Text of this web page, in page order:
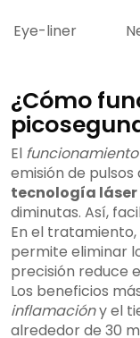
Eye-liner
¿Cómo
El
emisión de
tecnología láser
diminutas. Así,
En el
permite eliminar
precisión reduce
Los beneficios
inflamacióny el
alrededor de 30